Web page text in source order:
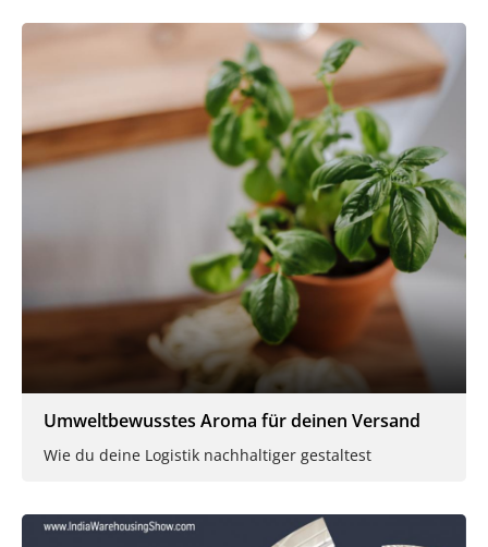
Umweltbewusstes Aroma für deinen Versand
Wie du deine Logistik nachhaltiger gestaltest